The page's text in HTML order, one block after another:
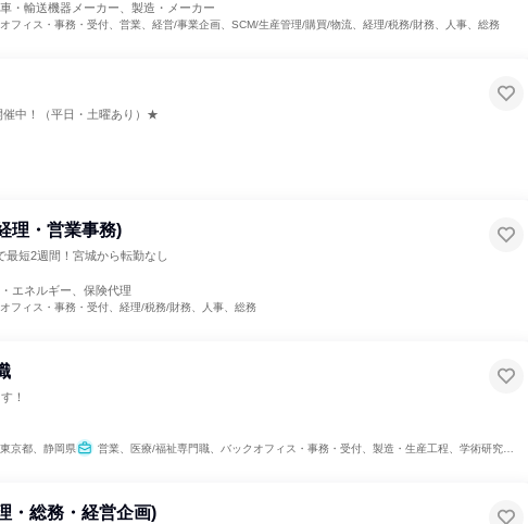
・輸送機器メーカー、製造・メーカー
フィス・事務・受付、営業、経営/事業企画、SCM/生産管理/購買/物流、経理/税務/財務、人事、総務
中！（平日・土曜あり）★
理・営業事務)
短2週間！宮城から転勤なし
エネルギー、保険代理
フィス・事務・受付、経理/税務/財務、人事、総務
！
京都、静岡県 営業、医療/福祉専門職、バックオフィス・事務・受付、製造・生産工程、学術研究、人事、総務、IT、建築/土木/プラント専門職
・総務・経営企画)